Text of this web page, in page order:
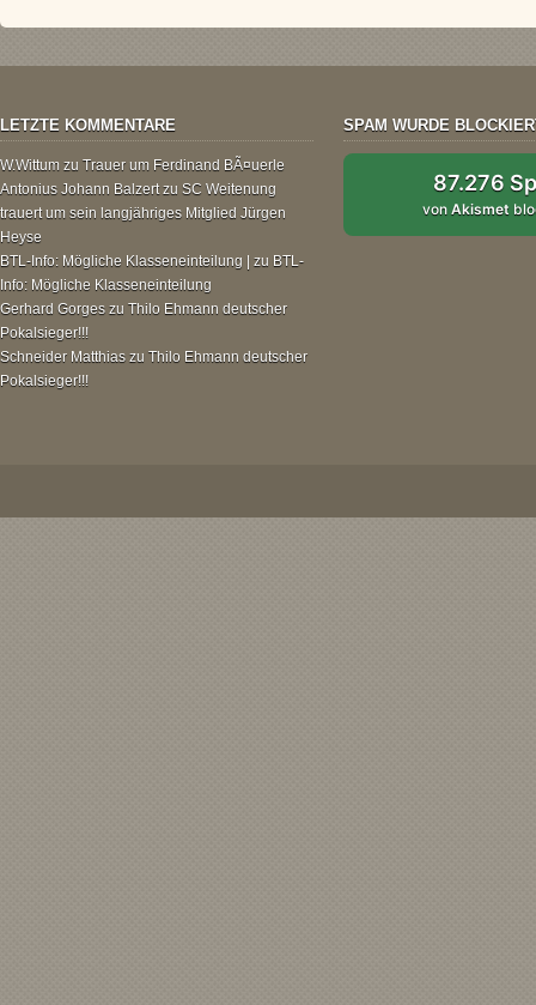
LETZTE KOMMENTARE
W.Wittum zu Trauer um Ferdinand BÃ¤uerle
Antonius Johann Balzertzu SC Weitenung
trauert um sein langjähriges Mitglied Jürgen
Heyse
BTL-Info: Mögliche Klasseneinteilung | zu BTL-
Info: Mögliche Klasseneinteilung
Gerhard Gorges zu Thilo Ehmann deutscher
Pokalsieger!!!
Schneider Matthias zu Thilo Ehmann deutscher
Pokalsieger!!!
SPAM WURDE
87.276
vonAkismet